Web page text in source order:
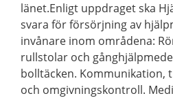
länet.Enligt uppdraget ska
svara för försörjning av
invånare inom områdena:
rullstolar och
bolltäcken. Kommunikation,
och omgivningskontroll.